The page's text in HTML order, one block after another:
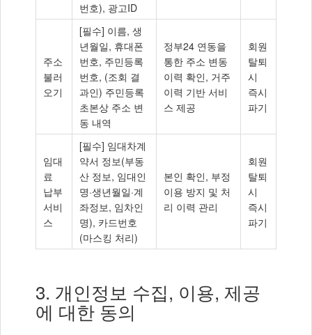
번호), 광고ID
주소
불러
오기
[필수] 이름, 생
년월일, 휴대폰
번호, 주민등록
번호, (조회 결
과인) 주민등록
초본상 주소 변
동 내역
정부24 연동을
통한 주소 변동
이력 확인, 거주
이력 기반 서비
스 제공
회원
탈퇴
시
즉시
파기
임대
료
납부
서비
스
[필수] 임대차계
약서 정보(부동
산 정보, 임대인
명·생년월일·계
좌정보, 임차인
명), 카드번호
(마스킹 처리)
본인 확인, 부정
이용 방지 및 처
리 이력 관리
회원
탈퇴
시
즉시
파기
3. 개인정보 수집, 이용, 제공
에 대한 동의